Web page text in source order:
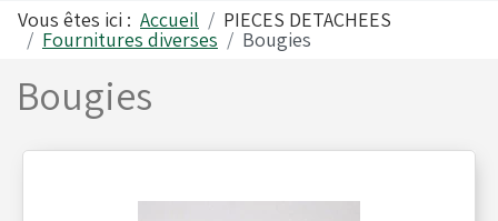
Vous êtes ici : Accueil PIECES DETACHEES
Fournitures diverses Bougies
Bougies
Freins
Visserie - Boulonnerie